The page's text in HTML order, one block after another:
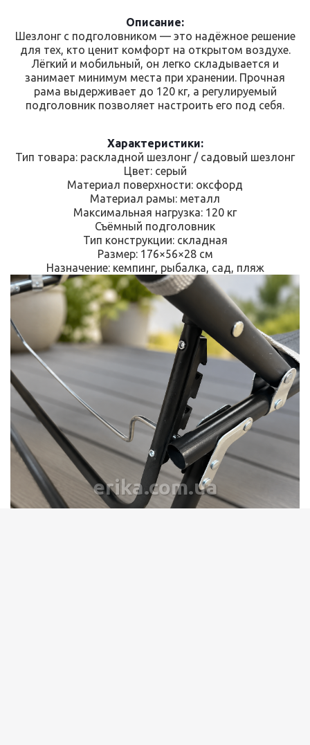
Описание:
Шезлонг с подголовником — это надёжное решение
для тех, кто ценит комфорт на открытом воздухе.
Лёгкий и мобильный, он легко складывается и
занимает минимум места при хранении. Прочная
рама выдерживает до 120 кг, а регулируемый
подголовник позволяет настроить его под себя.
Характеристики:
Тип товара: раскладной шезлонг / садовый шезлонг
Цвет: серый
Материал поверхности: оксфорд
Материал рамы: металл
Максимальная нагрузка: 120 кг
Съёмный подголовник
Тип конструкции: складная
Размер: 176×56×28 см
Назначение: кемпинг, рыбалка, сад, пляж
erika.com.ua